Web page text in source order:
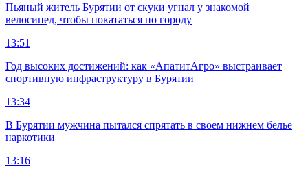
Пьяный житель Бурятии от скуки угнал у знакомой
велосипед, чтобы покататься по городу
13:51
Год высоких достижений: как «АпатитАгро» выстраивает
спортивную инфраструктуру в Бурятии
13:34
В Бурятии мужчина пытался спрятать в своем нижнем белье
наркотики
13:16